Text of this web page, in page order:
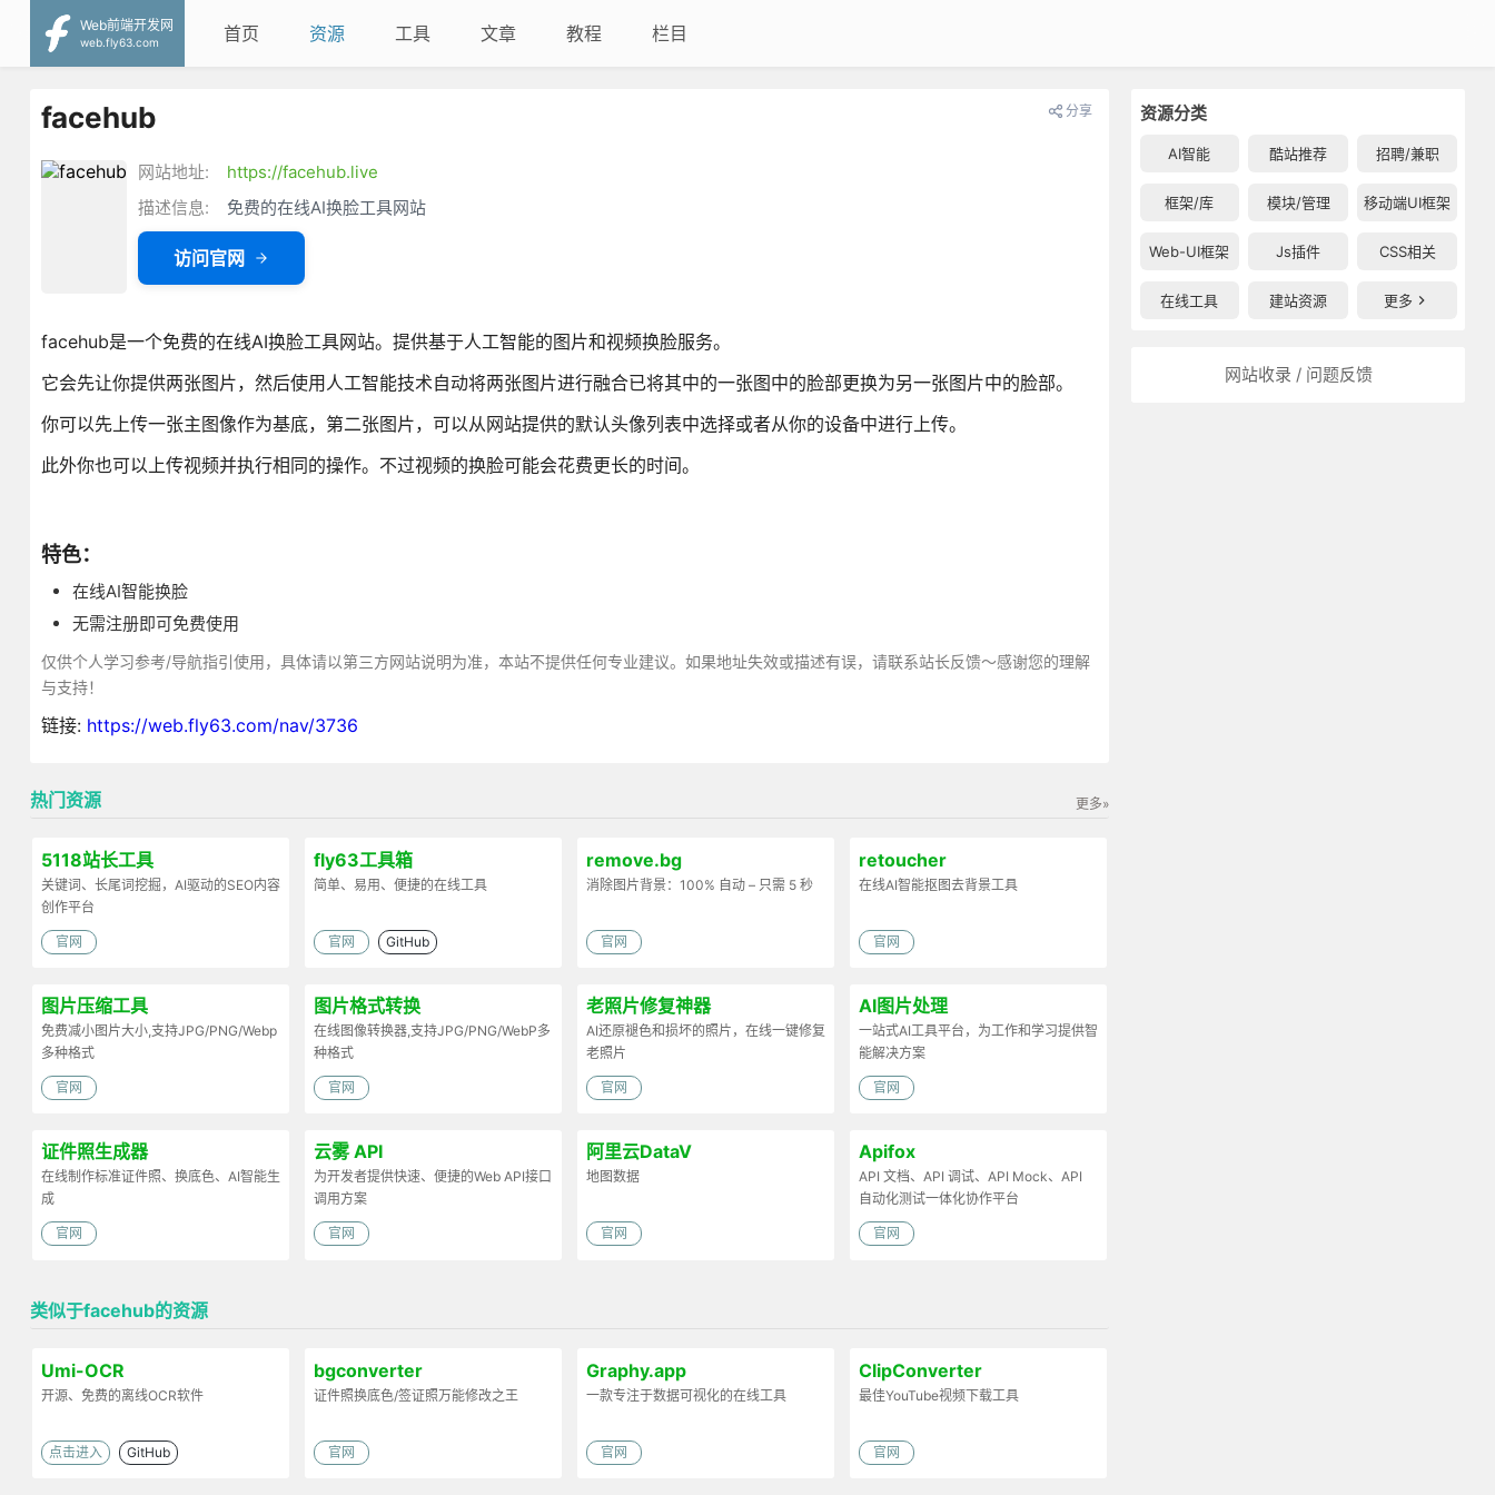
Web前端开发网
web.fly63.com
首页 资源 工具 文章 教程 栏目
资源分类
AI智能 酷站推荐 招聘/兼职
框架/库 模块/管理 移动端UI框架
Web-UI框架 Js插件 CSS相关
在线工具 建站资源 更多
网站收录 / 问题反馈
facehub 分享
网站地址:
https://facehub.live
描述信息:
免费的在线AI换脸工具网站
访问官网
facehub是一个免费的在线AI换脸工具网站。提供基于人工智能的图片和视频换脸服务。
它会先让你提供两张图片，然后使用人工智能技术自动将两张图片进行融合已将其中的一张图中的脸部更换为另一张图片中的脸部。
你可以先上传一张主图像作为基底，第二张图片，可以从网站提供的默认头像列表中选择或者从你的设备中进行上传。
此外你也可以上传视频并执行相同的操作。不过视频的换脸可能会花费更长的时间。
特色：
在线AI智能换脸
无需注册即可免费使用
仅供个人学习参考/导航指引使用，具体请以第三方网站说明为准，本站不提供任何专业建议。如果地址失效或描述有误，请联系站长反馈～感谢您的理解
与支持！
链接: https://web.fly63.com/nav/3736
更多»
热门资源
5118站长工具
关键词、长尾词挖掘，AI驱动的SEO内容
创作平台
官网
fly63工具箱
简单、易用、便捷的在线工具
官网 GitHub
remove.bg
消除图片背景：100% 自动 – 只需 5 秒
官网
retoucher
在线AI智能抠图去背景工具
官网
图片压缩工具
免费减小图片大小,支持JPG/PNG/Webp
多种格式
官网
图片格式转换
在线图像转换器,支持JPG/PNG/WebP多
种格式
官网
老照片修复神器
AI还原褪色和损坏的照片，在线一键修复
老照片
官网
AI图片处理
一站式AI工具平台，为工作和学习提供智
能解决方案
官网
证件照生成器
在线制作标准证件照、换底色、AI智能生
成
官网
云雾 API
为开发者提供快速、便捷的Web API接口
调用方案
官网
阿里云DataV
地图数据
官网
Apifox
API 文档、API 调试、API Mock、API
自动化测试一体化协作平台
官网
类似于facehub的资源
Umi-OCR
开源、免费的离线OCR软件
点击进入 GitHub
bgconverter
证件照换底色/签证照万能修改之王
官网
Graphy.app
一款专注于数据可视化的在线工具
官网
ClipConverter
最佳YouTube视频下载工具
官网